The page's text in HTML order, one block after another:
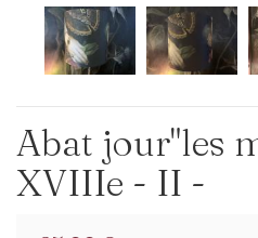
Abat jour"les
XVIIIe - II -